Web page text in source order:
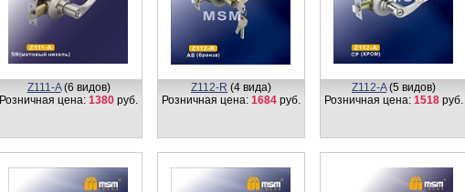
Z111-A(6 видов)
Розничная цена: 1380 руб.
Z112-R (4 вида)
Розничная цена: 1684 руб.
Z112-A(5 видов)
Розничная цена: 1518 руб.